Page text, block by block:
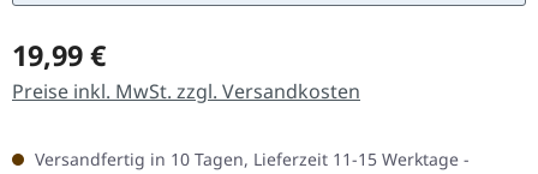
Regulärer Preis:
19,99 €
Preise inkl. MwSt. zzgl. Versandkosten
Versandfertig in 10 Tagen, Lieferzeit 11-15 Werktage -